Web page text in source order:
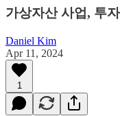
가상자산 사업, 투
Daniel Kim
Apr 11, 2024
1